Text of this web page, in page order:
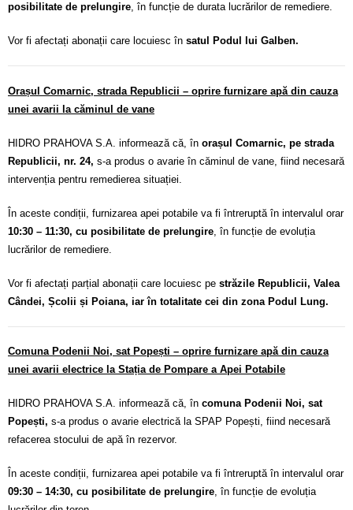
posibilitate de prelungire, în funcție de durata lucrărilor de remediere.
Vor fi afectați abonații care locuiesc în satul Podul lui Galben.
Orașul Comarnic, strada Republicii – oprire furnizare apă din cauza
unei avarii la căminul de vane
HIDRO PRAHOVA S.A. informează că, în orașul Comarnic, pe strada
Republicii, nr. 24, s-a produs o avarie în căminul de vane, fiind necesară
intervenția pentru remedierea situației.
În aceste condiții, furnizarea apei potabile va fi întreruptă în intervalul orar
10:30 – 11:30, cu posibilitate de prelungire , în funcție de evoluția
lucrărilor de remediere.
Vor fi afectați parțial abonații care locuiesc pe străzile Republicii, Valea
Cândei, Școlii și Poiana, iar în totalitate cei din zona Podul Lung.
Comuna Podenii Noi, sat Popești – oprire furnizare apă din cauza
unei avarii electrice la Stația de Pompare a Apei Potabile
HIDRO PRAHOVA S.A. informează că, în comuna Podenii Noi, sat
Popești, s-a produs o avarie electrică la SPAP Popești, fiind necesară
refacerea stocului de apă în rezervor.
În aceste condiții, furnizarea apei potabile va fi întreruptă în intervalul orar
09:30 – 14:30, cu posibilitate de prelungire, în funcție de evoluția